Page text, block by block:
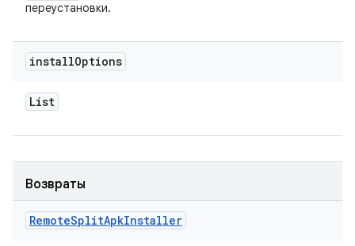
переустановки.
installOptions
List
Возвраты
RemoteSplitApkInstaller